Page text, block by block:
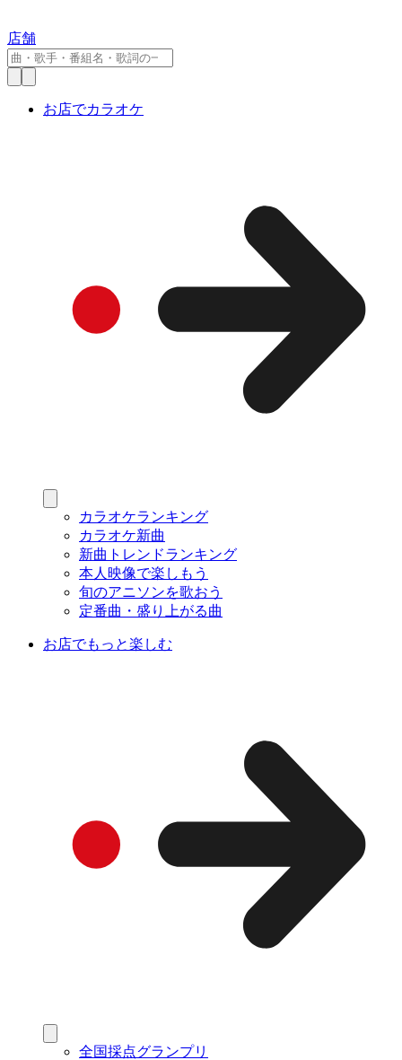
店舗
お店でカラオケ
カラオケランキング
カラオケ新曲
新曲トレンドランキング
本人映像で楽しもう
旬のアニソンを歌おう
定番曲・盛り上がる曲
お店でもっと楽しむ
全国採点グランプリ